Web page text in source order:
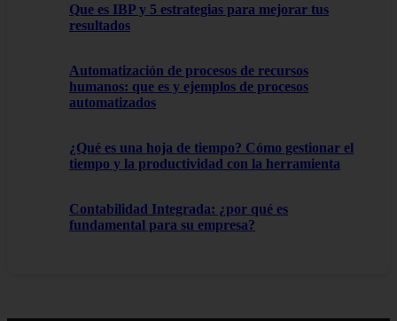
Que es IBP y 5 estrategias para mejorar tus
resultados
Automatización de procesos de recursos
humanos: que es y ejemplos de procesos
automatizados
¿Qué es una hoja de tiempo? Cómo gestionar el
tiempo y la productividad con la herramienta
Contabilidad Integrada: ¿por qué es
fundamental para su empresa?